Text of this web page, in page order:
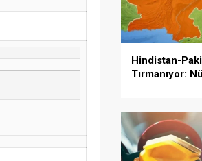
Hindistan-
Tırmanıyor: